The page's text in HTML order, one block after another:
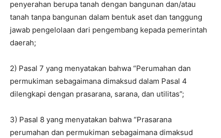
penyerahan berupa tanah dengan bangunan dan/atau
tanah tanpa bangunan dalam bentuk aset dan tanggung
jawab pengelolaan dari pengembang kepada pemerintah
daerah;
2) Pasal 7 yang menyatakan bahwa “Perumahan dan
permukiman sebagaimana dimaksud dalam Pasal 4
dilengkapi dengan prasarana, sarana, dan utilitas”;
3) Pasal 8 yang menyatakan bahwa “Prasarana
perumahan dan permukiman sebagaimana dimaksud